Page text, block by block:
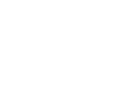
naroda u BiH nije ilegalna